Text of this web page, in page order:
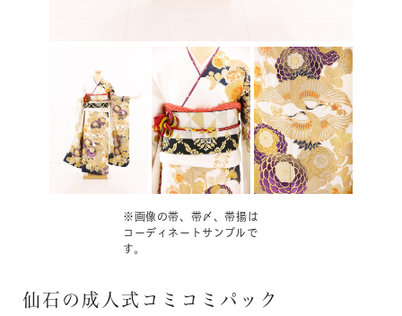
※画像の帯、帯〆、帯揚は
コーディネートサンプルで
す。
仙石の成人式コミコミパック